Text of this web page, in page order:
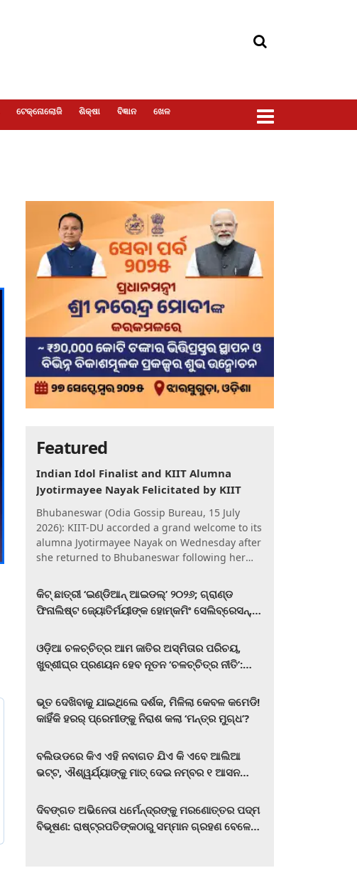
ଟେକ୍ନୋଲୋଜି ଶିକ୍ଷା ବିଜ୍ଞାନ ଖେଳ
Featured
Indian Idol Finalist and KIIT Alumna
Jyotirmayee Nayak Felicitated by KIIT
Bhubaneswar (Odia Gossip Bureau, 15 July
2026): KIIT-DU accorded a grand welcome to its
alumna Jyotirmayee Nayak on Wednesday after
she returned to Bhubaneswar following her
କିଟ୍‍ ଛାତ୍ରୀ ‘ଇଣ୍ଡିଆନ୍ ଆଇଡଲ୍‌’ ୨୦୨୬; ଗ୍ରାଣ୍ଡ
ଫିନାଲିଷ୍ଟ ଜ୍ୟୋତିର୍ମୟୀଙ୍କ ହୋମ୍‍କମିଂ ସେଲିବ୍ରେସନ୍‍,
ଓଡ଼ିଆ ଚଳଚ୍ଚିତ୍ର ଆମ ଜାତିର ଅସ୍ମିତାର ପରିଚୟ,
ଖୁବ୍‌ଶୀଘ୍ର ପ୍ରଣୟନ ହେବ ନୂତନ ‘ଚଳଚ୍ଚିତ୍ର ନୀତି’:
ଭୂତ ଦେଖିବାକୁ ଯାଇଥିଲେ ଦର୍ଶକ, ମିଳିଲା କେବଳ କମେଡି!
କାହିଁକି ହରର୍‌ ପ୍ରେମୀଙ୍କୁ ନିରାଶ କଲା ‘ମନ୍ତ୍ର ମୁଗ୍ଧ’?
ବଲିଉଡରେ କିଏ ଏହି ନବାଗତ ଯିଏ କି ଏବେ ଆଲିଆ
ଭଟ୍ଟ, ଐଶ୍ୱର୍ଯ୍ୟାଙ୍କୁ ମାତ୍‌ ଦେଇ ନମ୍ବର ୧ ଆସନ
ଦିବଙ୍ଗତ ଅଭିନେତା ଧର୍ମେନ୍ଦ୍ରଙ୍କୁ ମରଣୋତ୍ତର ପଦ୍ମ
ବିଭୂଷଣ: ରାଷ୍ଟ୍ରପତିଙ୍କଠାରୁ ସମ୍ମାନ ଗ୍ରହଣ ବେଳେ